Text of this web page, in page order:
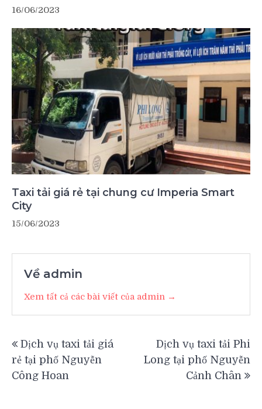
16/06/2023
Taxi tải giá rẻ tại chung cư Imperia Smart
City
15/06/2023
Về admin
Xem tất cả các bài viết của admin →
hướng
bài
Dịch vụ taxi tải giá
rẻ tại phố Nguyễn
Công Hoan
Dịch vụ taxi tải Phi
Long tại phố Nguyễn
Cảnh Chân